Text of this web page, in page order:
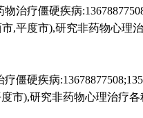
疗僵硬疾病
,平度市),研究非药物心理
硬疾病
市),研究非药物心理治疗